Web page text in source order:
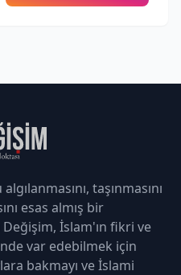
taşınmasını
esas almış bir
İslam'ın fikri ve
var edebilmek için
bakmayı ve İslami